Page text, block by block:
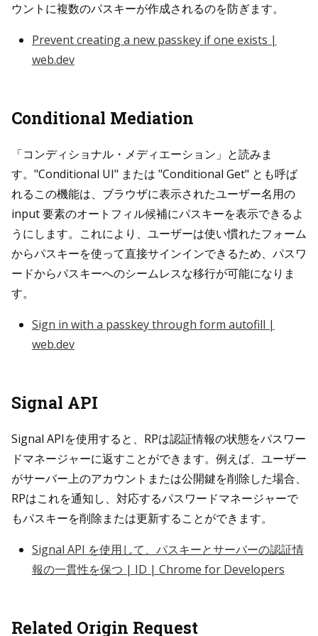
ウントに複数のパスキーが作成されるのを防ぎます。
Prevent creating a new passkey if one exists |
web.dev
Conditional Mediation
「コンディショナル・メディエーション」と読みま
す。"Conditional UI" または "Conditional Get" とも呼ば
れるこの機能は、ブラウザに表示されたユーザー名用の
input 要素のオートフィル候補にパスキーを表示できるよ
うにします。これにより、ユーザーは使い慣れたフォーム
からパスキーを使って直接サインインできるため、パスワ
ードからパスキーへのシームレスな移行が可能になりま
す。
Sign in with a passkey through form autofill |
web.dev
Signal API
Signal APIを使用すると、RPは認証情報の状態をパスワー
ドマネージャーに返すことができます。例えば、ユーザー
がサーバー上のアカウントまたは公開鍵を削除した場合、
RPはこれを通知し、対応するパスワードマネージャーで
もパスキーを削除または更新することができます。
Signal API を使用して、パスキーとサーバーの認証情
報の一貫性を保つ | ID | Chrome for Developers
Related Origin Request